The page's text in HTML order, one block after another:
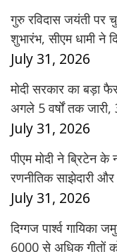
गुरु रविदास जयंती पर
शुभारंभ, सीएम धामी ने
July 31, 2026
मोदी सरकार का बड़ा
अगले 5 वर्षों तक
July 31, 2026
पीएम मोदी ने ब्रिटेन के
रणनीतिक साझेदारी और
July 31, 2026
दिग्गज पार्श्व गायिका
6000 से अधिक गीतों